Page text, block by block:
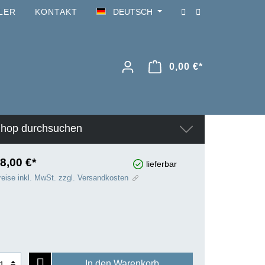
KONTAKT DEUTSCH
0,00 €*
durchsuchen
€* lieferbar
inkl. MwSt. zzgl. Versandkosten